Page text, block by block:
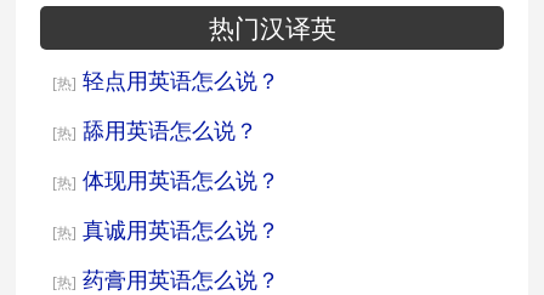
热门汉译英
[热] 轻点用英语怎么说？
[热] 舔用英语怎么说？
[热] 体现用英语怎么说？
[热] 真诚用英语怎么说？
[热] 药膏用英语怎么说？